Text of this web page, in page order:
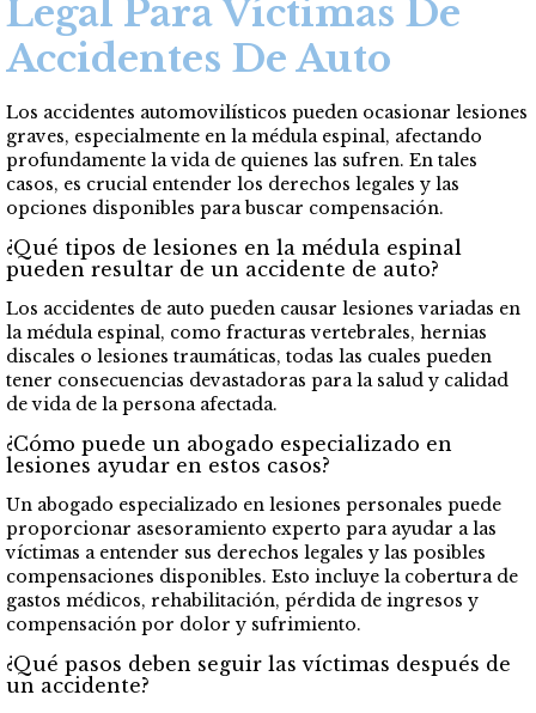
Legal Para Víctimas De
Accidentes De Auto
Los accidentes automovilísticos pueden ocasionar lesiones
graves, especialmente en la médula espinal, afectando
profundamente la vida de quienes las sufren. En tales
casos, es crucial entender los derechos legales y las
opciones disponibles para buscar compensación.
¿Qué tipos de lesiones en la médula espinal
pueden resultar de un accidente de auto?
Los accidentes de auto pueden causar lesiones variadas en
la médula espinal, como fracturas vertebrales, hernias
discales o lesiones traumáticas, todas las cuales pueden
tener consecuencias devastadoras para la salud y calidad
de vida de la persona afectada.
¿Cómo puede un abogado especializado en
lesiones ayudar en estos casos?
Un abogado especializado en lesiones personales puede
proporcionar asesoramiento experto para ayudar a las
víctimas a entender sus derechos legales y las posibles
compensaciones disponibles. Esto incluye la cobertura de
gastos médicos, rehabilitación, pérdida de ingresos y
compensación por dolor y sufrimiento.
¿Qué pasos deben seguir las víctimas después de
un accidente?